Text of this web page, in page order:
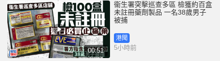
00:51
衞生署突擊巡查多區 檢獲約百盒
未註冊藥劑製品 一名38歲男子
被捕
港聞
5小時前